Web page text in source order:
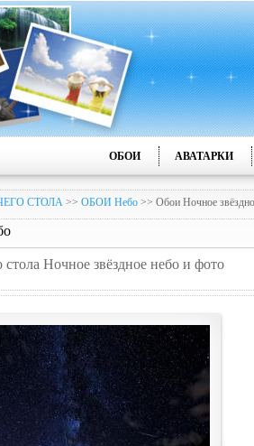
ОБОИ АВАТАРКИ
СТОЛА >> ОБОИ Небо >> Обои Ночное
стола Ночное звёздное небо и фото